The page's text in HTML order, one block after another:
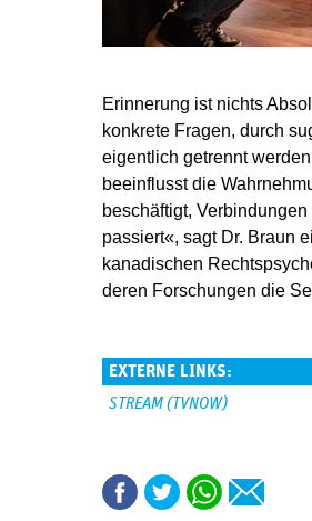
Erinnerung ist nichts
konkrete Fragen, durch
eigentlich getrennt
beeinflusst die
beschäftigt,
passiert«, sagt Dr. Braun
kanadischen
deren Forschungen die
EXTERNE LINKS:
STREAM (TVNOW)